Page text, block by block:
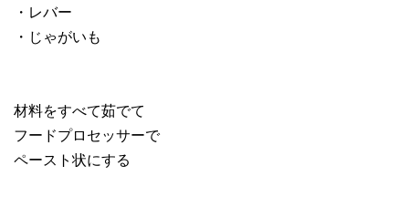
・レバー
・じゃがいも
材料をすべて茹でて
フードプロセッサーで
ペースト状にする